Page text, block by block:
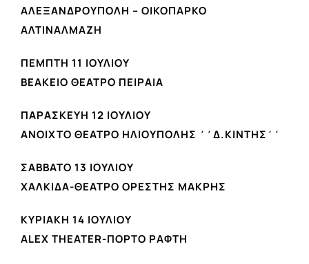
ΑΛΕΞΑΝΔΡΟΥΠΟΛΗ – ΟΙΚΟΠΑΡΚΟ
ΑΛΤΙΝΑΛΜΑΖΗ
ΠΕΜΠΤΗ 11 ΙΟΥΛΙΟΥ
ΒΕΑΚΕΙΟ ΘΕΑΤΡΟ ΠΕΙΡΑΙΑ
ΠΑΡΑΣΚΕΥΗ 12 ΙΟΥΛΙΟΥ
ΑΝΟΙΧΤΟ ΘΕΑΤΡΟ ΗΛΙΟΥΠΟΛΗΣ ΄΄Δ.ΚΙΝΤΗΣ΄΄
ΣΑΒΒΑΤΟ 13 ΙΟΥΛΙΟΥ
ΧΑΛΚΙΔΑ-ΘΕΑΤΡΟ ΟΡΕΣΤΗΣ ΜΑΚΡΗΣ
ΚΥΡΙΑΚΗ 14 ΙΟΥΛΙΟΥ
ALEX THEATER-ΠΟΡΤΟ ΡΑΦΤΗ